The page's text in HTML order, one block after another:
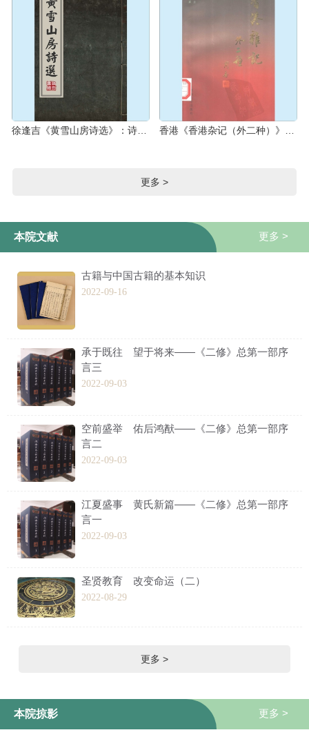
徐逢吉《黄雪山房诗选》：诗集，不分卷，清代手抄本，作者徐逢吉，系清代文人，号黄雪山房主人，以山水 香港《香港杂记（外二种）》：岭南丛书，（清）陈鏸勋撰，莫世祥校注。本书辑录记载香港近代史事的晚清中
更多 >
本院文献 更多 >
古籍与中国古籍的基本知识
2022-09-16
承于既往 望于将来——《二修》总第一部序
言三
2022-09-03
空前盛举 佑后鸿猷——《二修》总第一部序
言二
2022-09-03
江夏盛事 黄氏新篇——《二修》总第一部序
言一
2022-09-03
圣贤教育 改变命运（二）
2022-08-29
更多 >
本院掠影 更多 >